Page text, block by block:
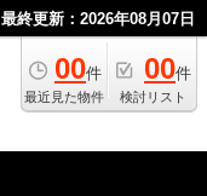
最終更新：2026年08月07日
00件
最近見た物件
00件
検討リスト